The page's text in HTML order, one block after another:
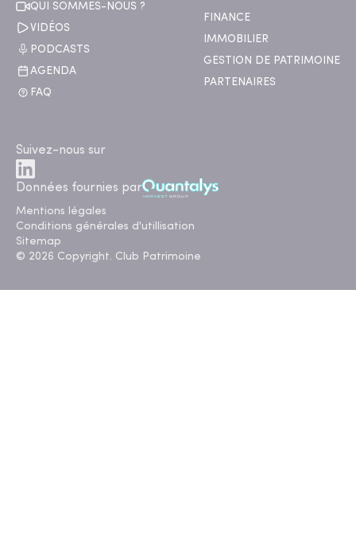
QUI SOMMES-NOUS ?
VIDÉOS
PODCASTS
AGENDA
FAQ
FINANCE
IMMOBILIER
GESTION DE PATRIMOINE
PARTENAIRES
Suivez-nous sur
Données fournies par
Mentions légales
Conditions générales d'utillisation
Sitemap
© 2026 Copyright. Club Patrimoine